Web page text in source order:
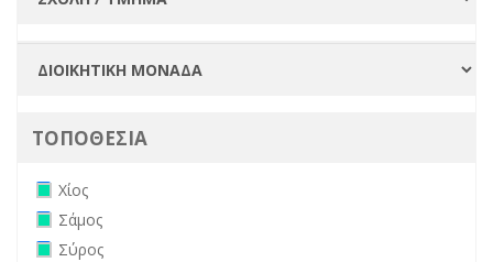
ΤΟΠΟΘΕΣΙΑ
Remove Χίος filter
Χίος
Remove Σάμος filter
Σάμος
Remove Σύρος filter
Σύρος